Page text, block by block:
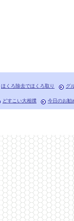
ほくろ除去でほくろ取り
グ
どすこい大相撲 今日のお勧